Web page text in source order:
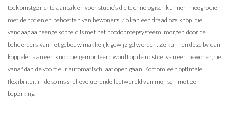
toekomstgerichte aanpak en voor studio’s die technologisch kunnen meegroeien
met de noden en behoeften van bewoners. Zo kan een draadloze knop, die
vandaag aaneengekoppeld is met het noodoproepsysteem, morgen door de
beheerders van het gebouw makkelijk gewijzigd worden. Ze kunnen deze bv dan
koppelen aan een knop die gemonteerd wordt op de rolstoel van een bewoner, die
vanaf dan de voordeur automatisch laat open gaan. Kortom, een optimale
flexibiliteit in de soms snel evoluerende leefwereld van mensen met een
beperking.